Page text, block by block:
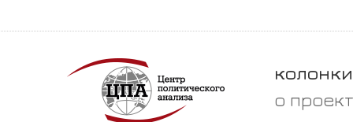
колонки
о